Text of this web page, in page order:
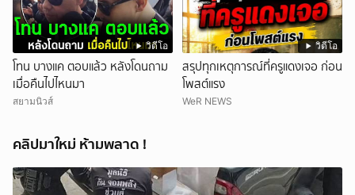
วิดีโอ
โทน บางแค ตอบแล้ว หลังโดนถาม
เมื่อคืนไปไหนมา
สยามนิวส์
วิดีโอ
สรุปทุกเหตุการณ์ที่ครูแดงเจอ ก่อน
โพสต์แรง
WeR NEWS
คลิปมาใหม่ ห้ามพลาด !